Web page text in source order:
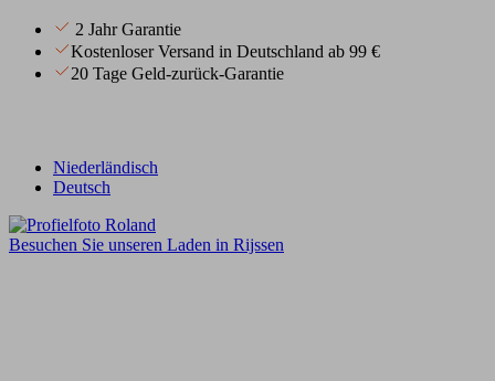
2 Jahr Garantie
Kostenloser Versand in Deutschland ab 99 €
20 Tage Geld-zurück-Garantie
Niederländisch
Deutsch
Besuchen Sie unseren Laden in Rijssen